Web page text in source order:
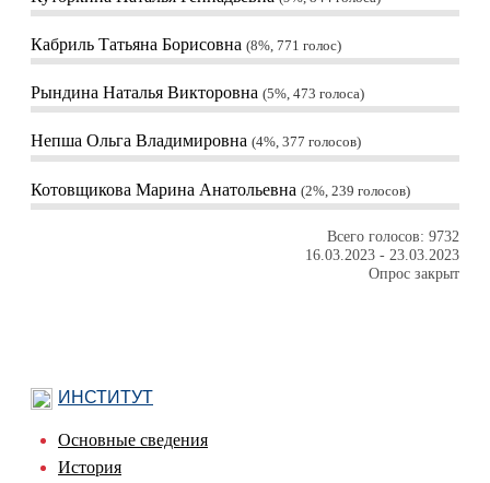
Кабриль Татьяна Борисовна 8%, 771 голос
Рындина Наталья Викторовна 5%, 473 голоса
Непша Ольга Владимировна 4%, 377 голосов
Котовщикова Марина Анатольевна 2%, 239 голосов
Всего голосов: 9732
16.03.2023 - 23.03.2023
Опрос закрыт
ИНСТИТУТ
Основные сведения
История